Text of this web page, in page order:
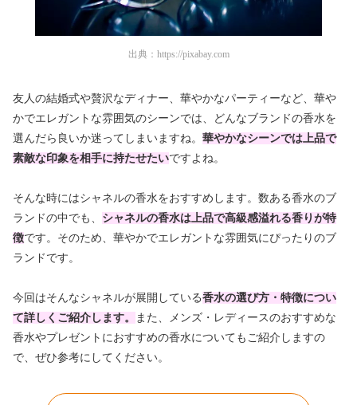
出典： https://pixabay.com
友人の結婚式や贅沢なディナー、華やかなパーティーなど、華や
かでエレガントな雰囲気のシーンでは、どんなブランドの香水を
選んだら良いか迷ってしまいますね。 華やかなシーンでは上品で
素敵な印象を相手に持たせたいですよね。
そんな時にはシャネルの香水をおすすめします。数ある香水のブ
ランドの中でも 、 シャネルの香水は上品で高級感溢れる香りが特
徴です。そのため、華やかでエレガントな雰囲気にぴったりのブ
ランドです。
今回はそんなシャネルが展開している香水の選び方・特徴につい
て詳しくご紹介します。
また、メンズ・レディースのおすすめな
香水やプレゼントにおすすめの香水についてもご紹介しますの
で、ぜひ参考にしてください。